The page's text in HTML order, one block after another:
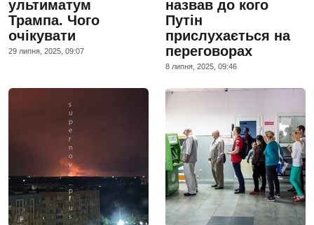
ультиматум
Трампа. Чого
очікувати
29 липня, 2025, 09:07
назвав до кого
Путін
прислухається на
переговорах
8 липня, 2025, 09:46